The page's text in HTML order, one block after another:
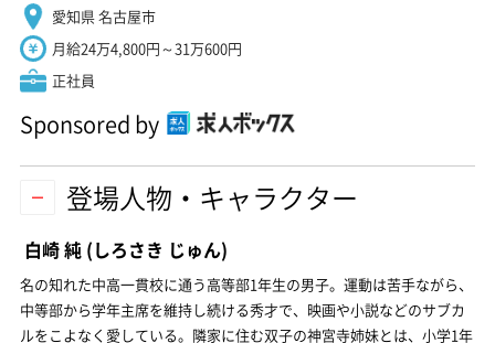
愛知県 名古屋市
月給24万4,800円～31万600円
正社員
Sponsored by
登場人物・キャラクター
白崎 純 (しろさき じゅん)
名の知れた中高一貫校に通う高等部1年生の男子。運動は苦手ながら、
中等部から学年主席を維持し続ける秀才で、映画や小説などのサブカ
ルをこよなく愛している。隣家に住む双子の神宮寺姉妹とは、小学1年